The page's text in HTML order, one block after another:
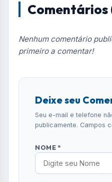
Comentários
Nenhum comentário
primeiro a comentar!
Deixe seu
Seu e-mail e telefone
publicamente. Campos
NOME *